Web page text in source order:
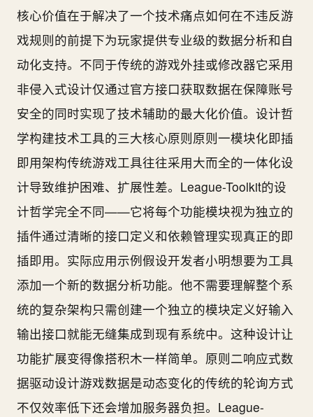
核心价值在于解决了一个技术痛点如何在不违反游
戏规则的前提下为玩家提供专业级的数据分析和自
动化支持。不同于传统的游戏外挂或修改器它采用
非侵入式设计仅通过官方接口获取数据在保障账号
安全的同时实现了技术辅助的最大化价值。设计哲
学构建技术工具的三大核心原则原则一模块化即插
即用架构传统游戏工具往往采用大而全的一体化设
计导致维护困难、扩展性差。League-Toolkit的设
计哲学完全不同——它将每个功能模块视为独立的
插件通过清晰的接口定义和依赖管理实现真正的即
插即用。实际应用示例假设开发者小明想要为工具
添加一个新的数据分析功能。他不需要理解整个系
统的复杂架构只需创建一个独立的模块定义好输入
输出接口就能无缝集成到现有系统中。这种设计让
功能扩展变得像搭积木一样简单。原则二响应式数
据驱动设计游戏数据是动态变化的传统的轮询方式
不仅效率低下还会增加服务器负担。League-